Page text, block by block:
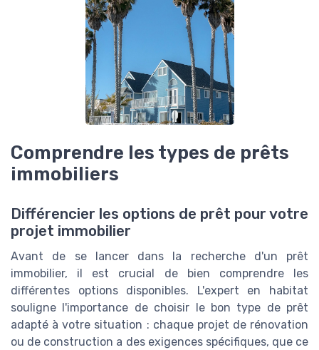
Comprendre les types de prêts
immobiliers
Différencier les options de prêt pour votre
projet immobilier
Avant de se lancer dans la recherche d'un prêt
immobilier, il est crucial de bien comprendre les
différentes options disponibles. L'expert en habitat
souligne l'importance de choisir le bon type de prêt
adapté à votre situation : chaque projet de rénovation
ou de construction a des exigences spécifiques, que ce